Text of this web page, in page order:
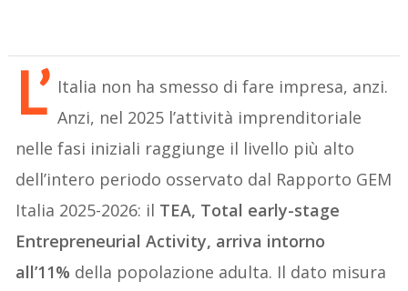
L’ Italia non ha smesso di fare impresa, anzi.
Anzi, nel 2025 l’attività imprenditoriale
nelle fasi iniziali raggiunge il livello più alto
dell’intero periodo osservato dal Rapporto GEM
Italia 2025-2026: il TEA, Total early-stage
Entrepreneurial Activity, arriva intorno
all’11% della popolazione adulta. Il dato misura